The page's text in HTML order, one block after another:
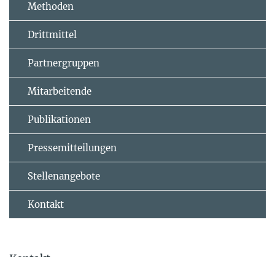
Methoden
Drittmittel
Partnergruppen
Mitarbeitende
Publikationen
Pressemitteilungen
Stellenangebote
Kontakt